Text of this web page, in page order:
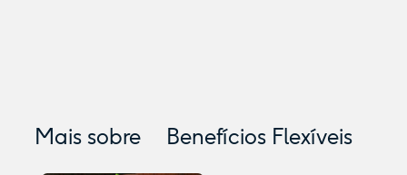
Mais sobre Benefícios Flexíveis